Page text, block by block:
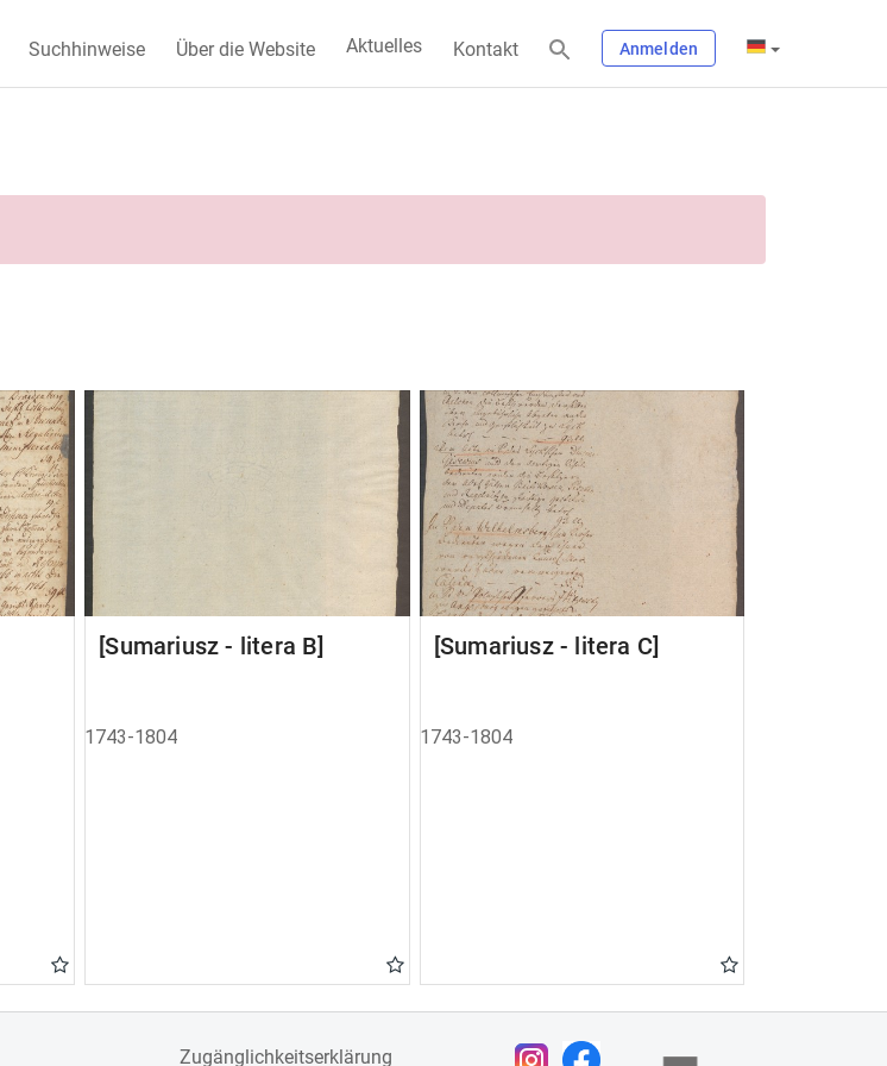
Suchhinweise Über die Website Aktuelles Kontakt Anmelden
[Sumariusz - litera B]
1743-1804
[Sumariusz - litera C]
1743-1804
Zugänglichkeitserklärung